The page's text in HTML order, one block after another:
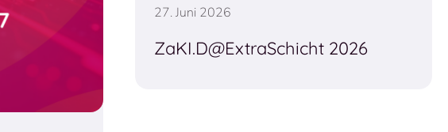
27. Juni 2026
ZaKI.D@ExtraSchicht 2026